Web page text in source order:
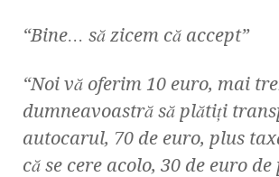
“Bine… să zicem că accept”
“Noi vă oferim 10 euro, mai
dumneavoastră să plătiţi
autocarul, 70 de euro, plus
că se cere acolo, 30 de euro de